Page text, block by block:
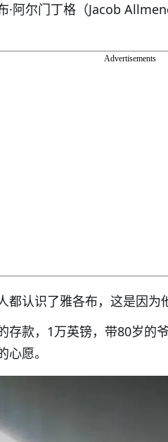
·阿尔门丁格（Jacob
Advertisements
都认识了雅各布，这是因
存款，1万英镑，带80岁的
愿。